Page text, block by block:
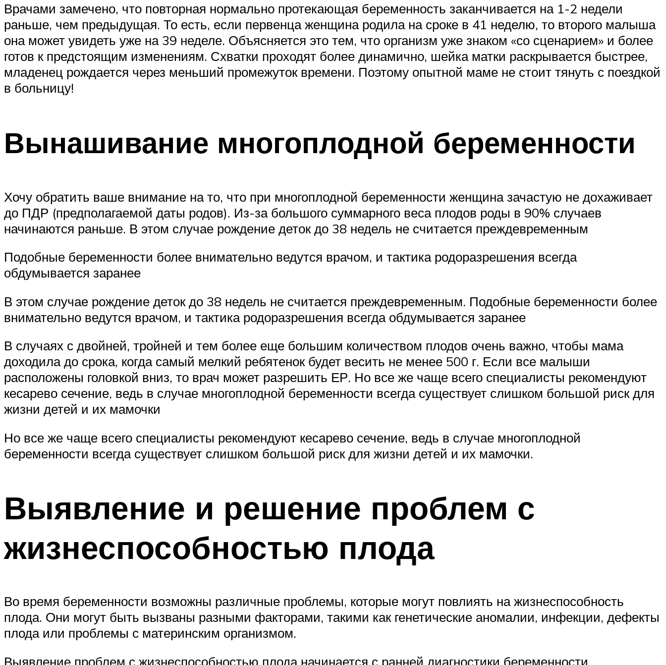
Врачами замечено, что повторная нормально протекающая беременность заканчивается на 1-2 недели
раньше, чем предыдущая. То есть, если первенца женщина родила на сроке в 41 неделю, то второго малыша
она может увидеть уже на 39 неделе. Объясняется это тем, что организм уже знаком «со сценарием» и более
готов к предстоящим изменениям. Схватки проходят более динамично, шейка матки раскрывается быстрее,
младенец рождается через меньший промежуток времени. Поэтому опытной маме не стоит тянуть с поездкой
в больницу!
Вынашивание многоплодной беременности
Хочу обратить ваше внимание на то, что при многоплодной беременности женщина зачастую не дохаживает
до ПДР (предполагаемой даты родов). Из-за большого суммарного веса плодов роды в 90% случаев
начинаются раньше. В этом случае рождение деток до 38 недель не считается преждевременным
Подобные беременности более внимательно ведутся врачом, и тактика родоразрешения всегда
обдумывается заранее
В этом случае рождение деток до 38 недель не считается преждевременным. Подобные беременности более
внимательно ведутся врачом, и тактика родоразрешения всегда обдумывается заранее
В случаях с двойней, тройней и тем более еще большим количеством плодов очень важно, чтобы мама
доходила до срока, когда самый мелкий ребятенок будет весить не менее 500 г. Если все малыши
расположены головкой вниз, то врач может разрешить ЕР. Но все же чаще всего специалисты рекомендуют
кесарево сечение, ведь в случае многоплодной беременности всегда существует слишком большой риск для
жизни детей и их мамочки
Но все же чаще всего специалисты рекомендуют кесарево сечение, ведь в случае многоплодной
беременности всегда существует слишком большой риск для жизни детей и их мамочки.
Выявление и решение проблем с
жизнеспособностью плода
Во время беременности возможны различные проблемы, которые могут повлиять на жизнеспособность
плода. Они могут быть вызваны разными факторами, такими как генетические аномалии, инфекции, дефекты
плода или проблемы с материнским организмом.
Выявление проблем с жизнеспособностью плода начинается с ранней диагностики беременности.